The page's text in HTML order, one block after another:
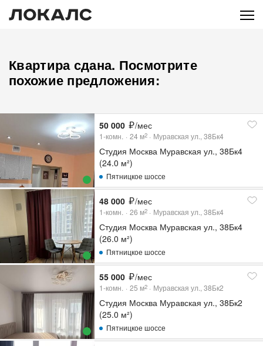
Квартира сдана. Посмотрите
похожие предложения:
50 000 /мес
1-комн. 24 м2 Муравская ул., 38Бк4
Студия Москва Муравская ул., 38Бк4
(24.0 м²)
Пятницкое шоссе
48 000 /мес
1-комн. 26 м2 Муравская ул., 38Бк4
Студия Москва Муравская ул., 38Бк4
(26.0 м²)
Пятницкое шоссе
55 000 /мес
1-комн. 25 м2 Муравская ул., 38Бк2
Студия Москва Муравская ул., 38Бк2
(25.0 м²)
Пятницкое шоссе